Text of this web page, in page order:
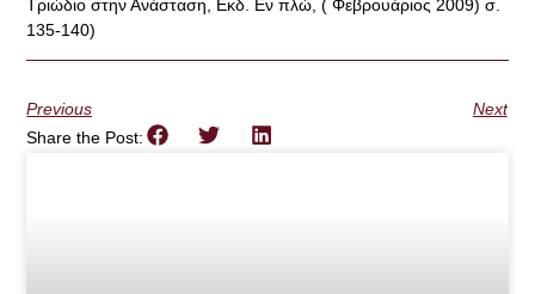
Τριώδιο στην Ανάσταση, Εκδ. Εν πλώ, ( Φεβρουάριος 2009) σ.
135-140)
Previous
Next
Share the Post: